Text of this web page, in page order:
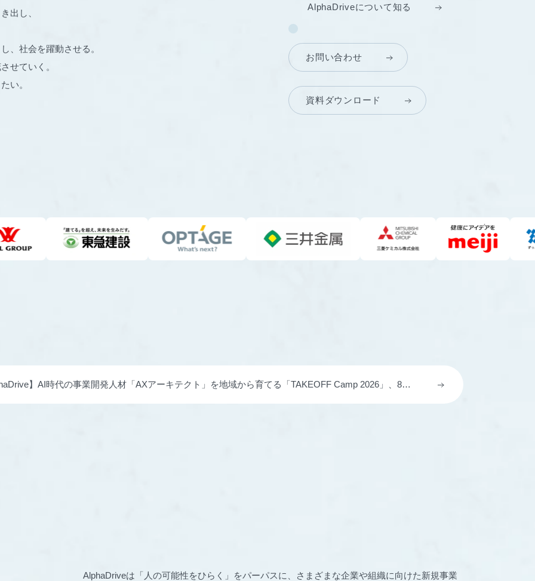
出し、
、社会を躍動させる。
せていく。
い。
AlphaDriveについて知る
お問い合わせ
資料ダウンロード
】AI時代の事業開発人材「AXアーキテクト」を地域から育てる「TAKEOFF Camp 2026」、8月
AlphaDriveは「人の可能性をひらく」をパーパスに、さまざまな企業や組織に向けた新規事業